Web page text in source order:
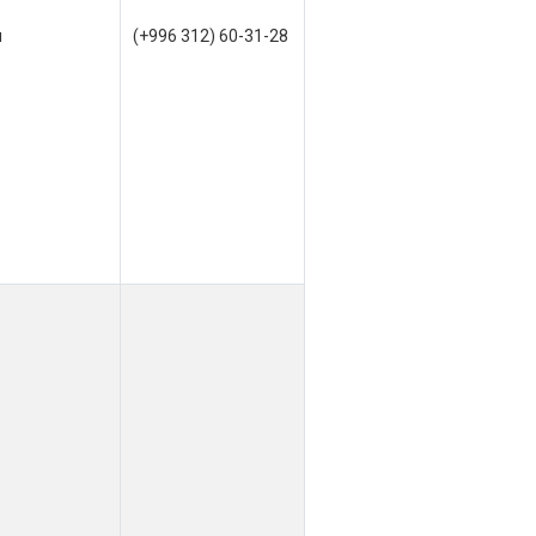
(+996 312) 60-31-28